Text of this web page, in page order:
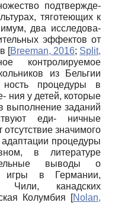
подтвержде-
тяготеющих к
два исследова-
эффектов от
[Breeman, 2016; Split,
контролируемое
из Бельгии
процедуры в
ния у детей, которые
выполнение заданий
еди- ничные
значимого
процедуры
в литературе
выводы о
игры в Германии,
Чили, канадских
Колумбия
[Nolan,